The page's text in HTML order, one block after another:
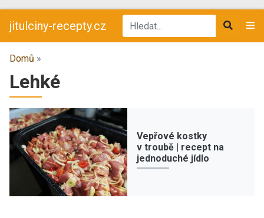
jitulciny-recepty.cz
Domů »
Lehké
Vepřové kostky
v troubě | recept na
jednoduché jídlo